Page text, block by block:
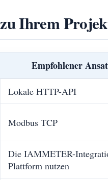
Ihrem
Empfohlener
Lokale HTTP-API
Modbus TCP
Die IAMMETER-
Plattform nutzen